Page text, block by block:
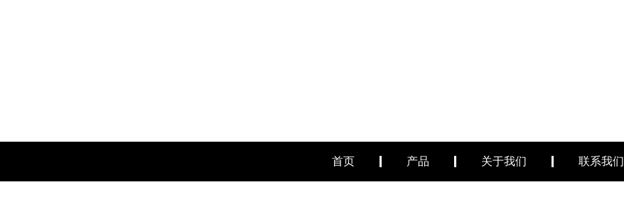
首页 产品 关于我们 联系我们